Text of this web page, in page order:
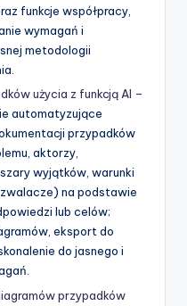
funkcje współpracy,
wymagań i
metodologii
użycia z funkcją AI –
automatyzujące
przypadków
aktorzy,
wyjątków, warunki
na podstawie
lub celów;
eksport do
do jasnego i
przypadków